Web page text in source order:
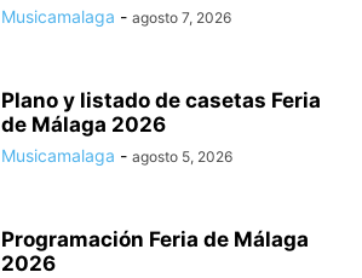
Musicamalaga - agosto 7, 2026
Plano y listado de casetas Feria
de Málaga 2026
Musicamalaga - agosto 5, 2026
Programación Feria de Málaga
2026